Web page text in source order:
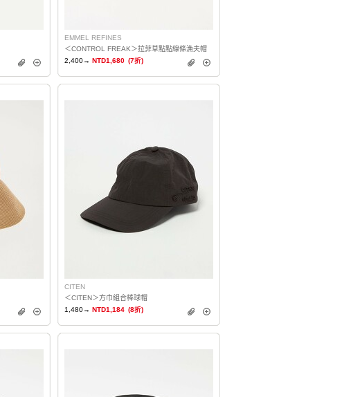
EMMEL REFINES
＜CONTROL FREAK＞拉菲草點點線條漁夫帽
2,400→ NTD1,680 (7折)
CITEN
＜CITEN＞方巾組合棒球帽
1,480→ NTD1,184 (8折)